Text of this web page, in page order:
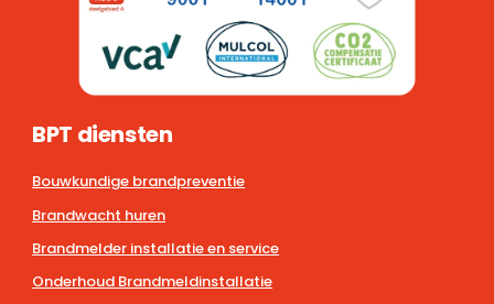
BPT diensten
Bouwkundige brandpreventie
Brandwacht huren
Brandmelder installatie en service
Onderhoud Brandmeldinstallatie